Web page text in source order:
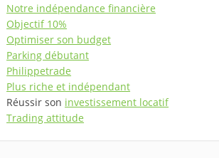
Notre indépendance financière
Objectif 10%
Optimiser son budget
Parking débutant
Philippetrade
Plus riche et indépendant
Réussir son investissement locatif
Trading attitude